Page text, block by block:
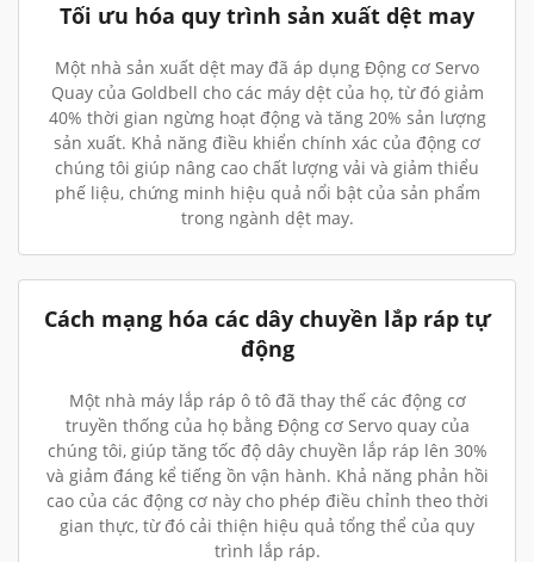
Tối ưu hóa quy trình sản xuất dệt may
Một nhà sản xuất dệt may đã áp dụng Động cơ Servo
Quay của Goldbell cho các máy dệt của họ, từ đó giảm
40% thời gian ngừng hoạt động và tăng 20% sản lượng
sản xuất. Khả năng điều khiển chính xác của động cơ
chúng tôi giúp nâng cao chất lượng vải và giảm thiểu
phế liệu, chứng minh hiệu quả nổi bật của sản phẩm
trong ngành dệt may.
Cách mạng hóa các dây chuyền lắp ráp tự
động
Một nhà máy lắp ráp ô tô đã thay thế các động cơ
truyền thống của họ bằng Động cơ Servo quay của
chúng tôi, giúp tăng tốc độ dây chuyền lắp ráp lên 30%
và giảm đáng kể tiếng ồn vận hành. Khả năng phản hồi
cao của các động cơ này cho phép điều chỉnh theo thời
gian thực, từ đó cải thiện hiệu quả tổng thể của quy
trình lắp ráp.